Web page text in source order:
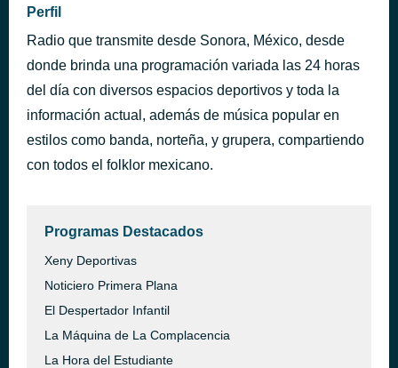
Perfil
Radio que transmite desde Sonora, México, desde
donde brinda una programación variada las 24 horas
del día con diversos espacios deportivos y toda la
información actual, además de música popular en
estilos como banda, norteña, y grupera, compartiendo
con todos el folklor mexicano.
Programas Destacados
Xeny Deportivas
Noticiero Primera Plana
El Despertador Infantil
La Máquina de La Complacencia
La Hora del Estudiante